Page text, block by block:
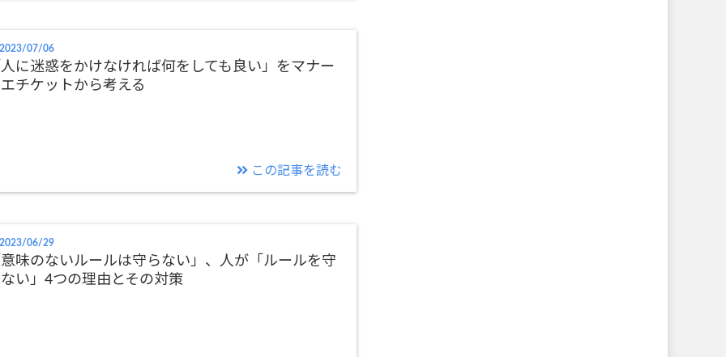
07/06
に迷惑をかけなければ何をしても良い」をマナー
チケットから考える
この記事を読む
06/29
味のないルールは守らない」、人が「ルールを守
い」4つの理由とその対策